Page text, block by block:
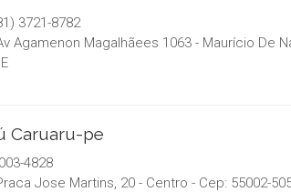
3721-8782
Agamenon Magalhãees 1063 - Maurício De
Caruaru-pe
4828
Jose Martins, 20 - Centro - Cep: 55002-